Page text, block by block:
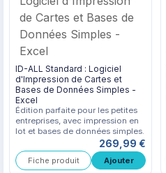
ID-ALL Standard : Logiciel
d'Impression de Cartes et
Bases de Données Simples -
Excel
Édition parfaite pour les petites
entreprises, avec impression en
lot et bases de données simples.
269,99 €
Fiche produit